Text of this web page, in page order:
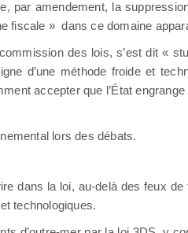
par amendement, la
fiscale » dans ce domaine
des lois, s’est dit «
d’une méthode froide et
accepter que l’État
lors des débats.
dans la loi, au-delà des feux
technologiques.